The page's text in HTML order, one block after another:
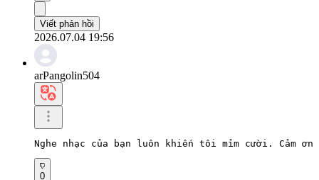
Viết phản hồi
2026.07.04 19:56
arPangolin504
Nghe nhạc của bạn luôn khiến tôi mỉm cười. Cảm
0